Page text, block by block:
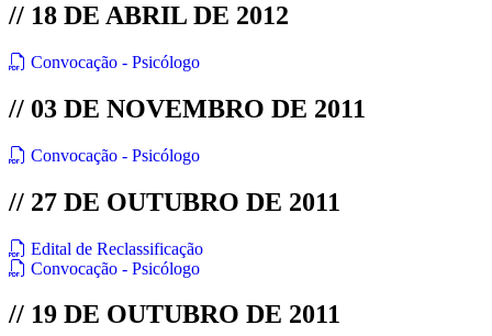
// 18 DE ABRIL DE 2012
Convocação - Psicólogo
// 03 DE NOVEMBRO DE 2011
Convocação - Psicólogo
// 27 DE OUTUBRO DE 2011
Edital de Reclassificação
Convocação - Psicólogo
// 19 DE OUTUBRO DE 2011